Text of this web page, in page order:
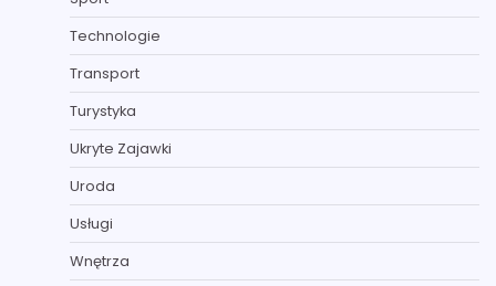
Technologie
Transport
Turystyka
Ukryte Zajawki
Uroda
Usługi
Wnętrza